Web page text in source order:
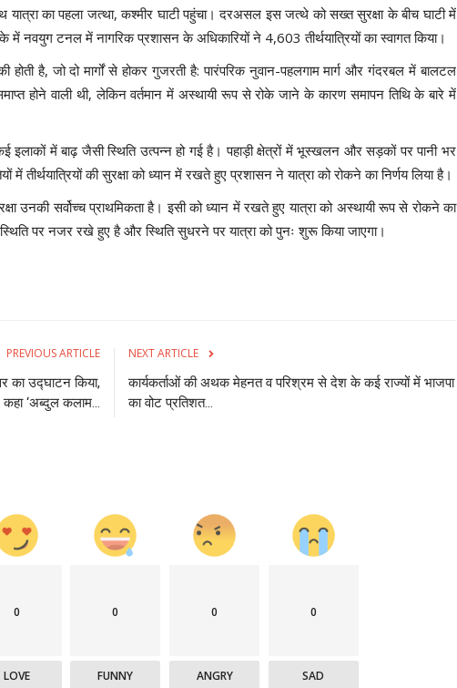
का पहला जत्था, कश्मीर घाटी पहुंचा। दरअसल इस जत्थे को सख्त सुरक्षा के बीच घाटी में
में नवयुग टनल में नागरिक प्रशासन के अधिकारियों ने 4,603 तीर्थयात्रियों का स्वागत किया।
होती है, जो दो मार्गों से होकर गुजरती है: पारंपरिक नुवान-पहलगाम मार्ग और गंदरबल में बालटल
होने वाली थी, लेकिन वर्तमान में अस्थायी रूप से रोके जाने के कारण समापन तिथि के बारे में
में बाढ़ जैसी स्थिति उत्पन्न हो गई है। पहाड़ी क्षेत्रों में भूस्खलन और सड़कों पर पानी भर
में तीर्थयात्रियों की सुरक्षा को ध्यान में रखते हुए प्रशासन ने यात्रा को रोकने का निर्णय लिया है।
उनकी सर्वोच्च प्राथमिकता है। इसी को ध्यान में रखते हुए यात्रा को अस्थायी रूप से रोकने का
पर नजर रखे हुए है और स्थिति सुधरने पर यात्रा को पुनः शुरू किया जाएगा।
PREVIOUS ARTICLE
का उद्घाटन किया,
कहा ‘अब्दुल कलाम...
NEXT ARTICLE
कार्यकर्ताओं की अथक मेहनत व परिश्रम से देश के कई राज्यों में भाजपा
का वोट प्रतिशत...
0
LOVE
0
FUNNY
0
ANGRY
0
SAD